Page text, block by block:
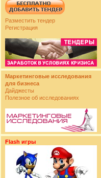
Разместить тендер
Регистрация
Маркетинговые исследования
для бизнеса
Дайджесты
Полезное об исследованиях
Flash игры